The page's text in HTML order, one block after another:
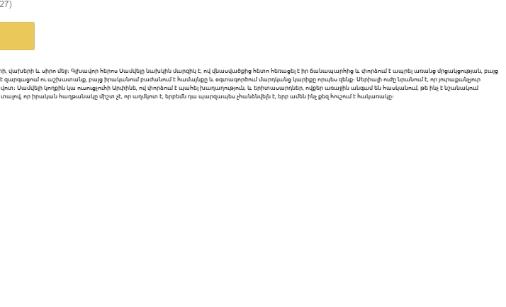
վախերի և սիրո մեջ։ Գլխավոր հերոս Սամվելը նախկին մարզիկ է, ով վնասվածքից հետո հեռացել է իր ճանապարհից և փորձում է ապրել առանց մրցակցության, բայց
ու աշխատանք, բայց իրականում բաժանում է համայնքը և օգտագործում մարդկանց կարիքը որպես զենք։ Սերիալի ուժը նրանում է, որ յուրաքանչյուր
կողքին կա ուսուցչուհի Արփինե, ով փորձում է պահել խաղաղություն, և երիտասարդներ, ովքեր առաջին անգամ են հասկանում, թե ինչ է նշանակում
որ իրական հաղթանակը միշտ չէ, որ աղմկոտ է, երբեմն դա պարզապես չհանձնվելն է, երբ ամեն ինչ քեզ հուշում է հակառակը։